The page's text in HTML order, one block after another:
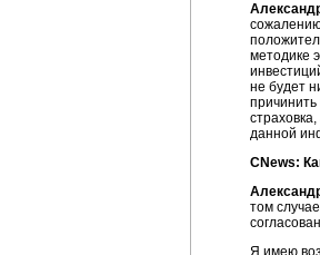
методике
не будет
данной
CNews:
том
Я имею